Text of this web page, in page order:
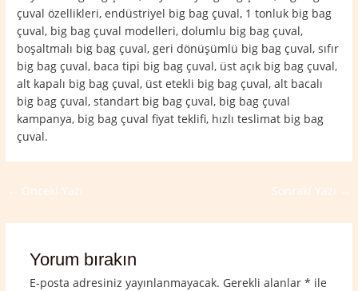
çuval özellikleri, endüstriyel big bag çuval, 1 tonluk big bag
çuval, big bag çuval modelleri, dolumlu big bag çuval,
boşaltmalı big bag çuval, geri dönüşümlü big bag çuval, sıfır
big bag çuval, baca tipi big bag çuval, üst açık big bag çuval,
alt kapalı big bag çuval, üst etekli big bag çuval, alt bacalı
big bag çuval, standart big bag çuval, big bag çuval
kampanya, big bag çuval fiyat teklifi, hızlı teslimat big bag
çuval.
← Önceki Yazı Sonraki Yazı →
Yorum bırakın
E-posta adresiniz yayınlanmayacak. Gerekli alanlar * ile